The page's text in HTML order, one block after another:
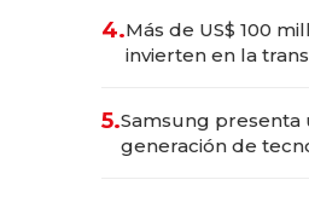
4.Más de US$ 100
invierten en la
5.Samsung presenta
generación de